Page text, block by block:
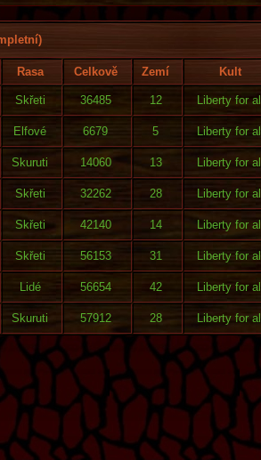
Rasa Celkově Zemí
Kult
Skřeti 36485 12
Liberty for all
Elfové 6679 5
Liberty for all
Skuruti 14060 13
Liberty for all
Skřeti 32262 28
Liberty for all
Skřeti 42140 14
Liberty for all
Skřeti 56153 31
Liberty for all
Lidé 56654 42
Liberty for all
Skuruti 57912 28 Liberty for all